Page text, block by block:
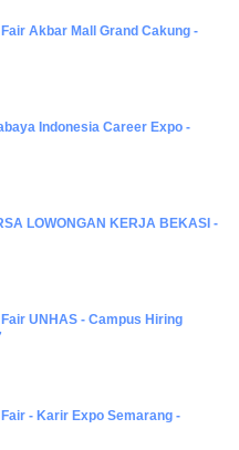
​Akbar ​Mall Grand Cakung -
Indonesia Career Expo -
LOWONGAN KERJA BEKASI -
UNHAS - Campus Hiring
- Karir Expo Semarang -